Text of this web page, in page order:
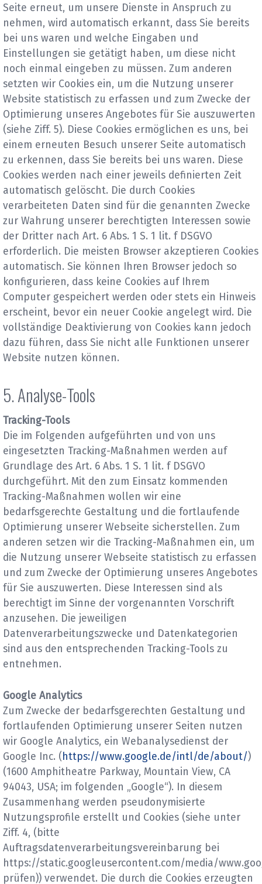
Seite erneut, um unsere Dienste in Anspruch zu
nehmen, wird automatisch erkannt, dass Sie bereits
bei uns waren und welche Eingaben und
Einstellungen sie getätigt haben, um diese nicht
noch einmal eingeben zu müssen. Zum anderen
setzten wir Cookies ein, um die Nutzung unserer
Website statistisch zu erfassen und zum Zwecke der
Optimierung unseres Angebotes für Sie auszuwerten
(siehe Ziff. 5). Diese Cookies ermöglichen es uns, bei
einem erneuten Besuch unserer Seite automatisch
zu erkennen, dass Sie bereits bei uns waren. Diese
Cookies werden nach einer jeweils definierten Zeit
automatisch gelöscht. Die durch Cookies
verarbeiteten Daten sind für die genannten Zwecke
zur Wahrung unserer berechtigten Interessen sowie
der Dritter nach Art. 6 Abs. 1 S. 1 lit. f DSGVO
erforderlich. Die meisten Browser akzeptieren Cookies
automatisch. Sie können Ihren Browser jedoch so
konfigurieren, dass keine Cookies auf Ihrem
Computer gespeichert werden oder stets ein Hinweis
erscheint, bevor ein neuer Cookie angelegt wird. Die
vollständige Deaktivierung von Cookies kann jedoch
dazu führen, dass Sie nicht alle Funktionen unserer
Website nutzen können.
5. Analyse-Tools
Tracking-Tools
Die im Folgenden aufgeführten und von uns
eingesetzten Tracking-Maßnahmen werden auf
Grundlage des Art. 6 Abs. 1 S. 1 lit. f DSGVO
durchgeführt. Mit den zum Einsatz kommenden
Tracking-Maßnahmen wollen wir eine
bedarfsgerechte Gestaltung und die fortlaufende
Optimierung unserer Webseite sicherstellen. Zum
anderen setzen wir die Tracking-Maßnahmen ein, um
die Nutzung unserer Webseite statistisch zu erfassen
und zum Zwecke der Optimierung unseres Angebotes
für Sie auszuwerten. Diese Interessen sind als
berechtigt im Sinne der vorgenannten Vorschrift
anzusehen. Die jeweiligen
Datenverarbeitungszwecke und Datenkategorien
sind aus den entsprechenden Tracking-Tools zu
entnehmen.
Google Analytics
Zum Zwecke der bedarfsgerechten Gestaltung und
fortlaufenden Optimierung unserer Seiten nutzen
wir Google Analytics, ein Webanalysedienst der
Google Inc. ( https://www.google.de/intl/de/about/)
(1600 Amphitheatre Parkway, Mountain View, CA
94043, USA; im folgenden „Google“). In diesem
Zusammenhang werden pseudonymisierte
Nutzungsprofile erstellt und Cookies (siehe unter
Ziff. 4, (bitte
Auftragsdatenverarbeitungsvereinbarung bei
https://static.googleusercontent.com/media/
prüfen)) verwendet. Die durch die Cookies erzeugten